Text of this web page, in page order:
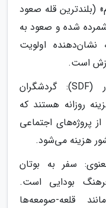
(بلندترین قله صعود
شده و صعود به
اولویت
است.
هزینه توسعه پایدار (SDF): گردشگران
روزانه هستند که
پروژه‌های اجتماعی
هزینه می‌شود.
سفر به بوتان
بودایی است.
قلعه-صومعه‌ها